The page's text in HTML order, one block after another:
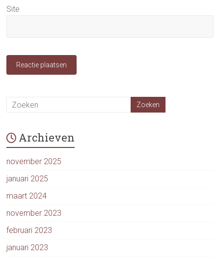
Site
Archieven
november 2025
januari 2025
maart 2024
november 2023
februari 2023
januari 2023